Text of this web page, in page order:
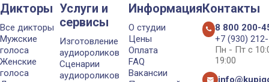
Дикторы
Все дикторы
Мужские
голоса
Женские
голоса
Услуги и
сервисы
Изготовление
аудиороликов
Сценарии
аудиороликов
Информация
О студии
Цены
Оплата
FAQ
Вакансии
Контакты
8 800 200-
+7 (930)
Пн - Пт с
19:00